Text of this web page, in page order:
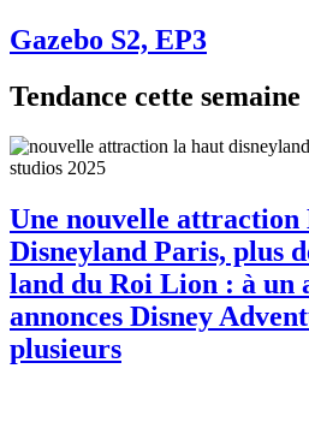
Gazebo S2, EP3
Tendance cette semaine
Une nouvelle
Disneyland Paris, plus
land du Roi Lion : à un
annonces Disney
plusieurs